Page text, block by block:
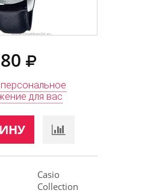
для вас
Casio
Collection